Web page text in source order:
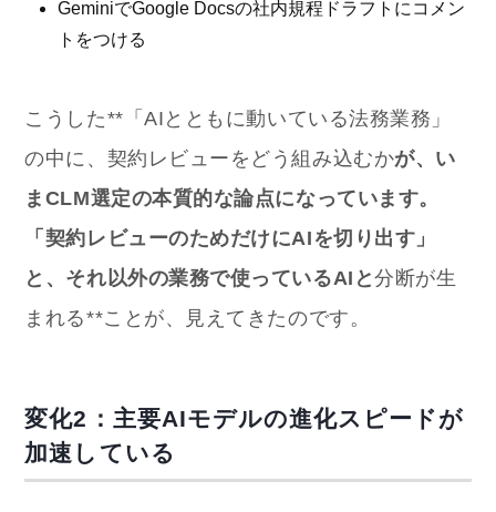
GeminiでGoogle Docsの社内規程ドラフトにコメン
トをつける
こうした**「AIとともに動いている法務業務」
の中に、契約レビューをどう組み込むかが、い
まCLM選定の本質的な論点になっています。
「契約レビューのためだけにAIを切り出す」
と、それ以外の業務で使っているAIと分断が生
まれる**ことが、見えてきたのです。
変化2：主要AIモデルの進化スピードが
加速している